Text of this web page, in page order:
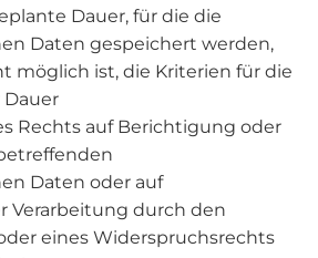
Dauer, für die die
Daten gespeichert werden,
möglich ist, die Kriterien für die
Rechts auf Berichtigung oder
Daten oder auf
Verarbeitung durch den
eines Widerspruchsrechts